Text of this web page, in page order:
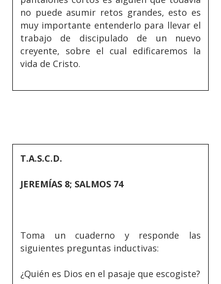
no puede asumir retos grandes, esto es
muy importante entenderlo para llevar el
trabajo de discipulado de un nuevo
creyente, sobre el cual edificaremos la
vida de Cristo.
T.A.S.C.D.
JEREMÍAS 8; SALMOS 74
Toma un cuaderno y responde las
siguientes preguntas inductivas:
¿Quién es Dios en el pasaje que escogiste?